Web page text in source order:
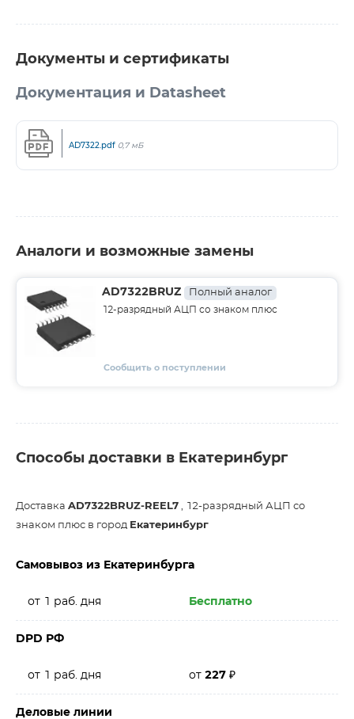
Документы и сертификаты
Документация и Datasheet
AD7322.pdf 0,7 мБ
Аналоги и возможные замены
AD7322BRUZ Полный аналог
12-разрядный АЦП со знаком плюс
Сообщить о поступлении
Способы доставки в Екатеринбург
Доставка AD7322BRUZ-REEL7 , 12-разрядный АЦП со
знаком плюс в город Екатеринбург
Самовывоз из Екатеринбурга
от 1 раб. дня Бесплатно
DPD РФ
от 1 раб. дня от 227 ₽
Деловые линии